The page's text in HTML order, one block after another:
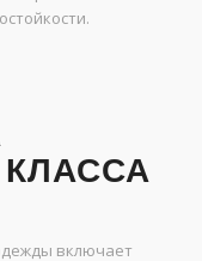
включает